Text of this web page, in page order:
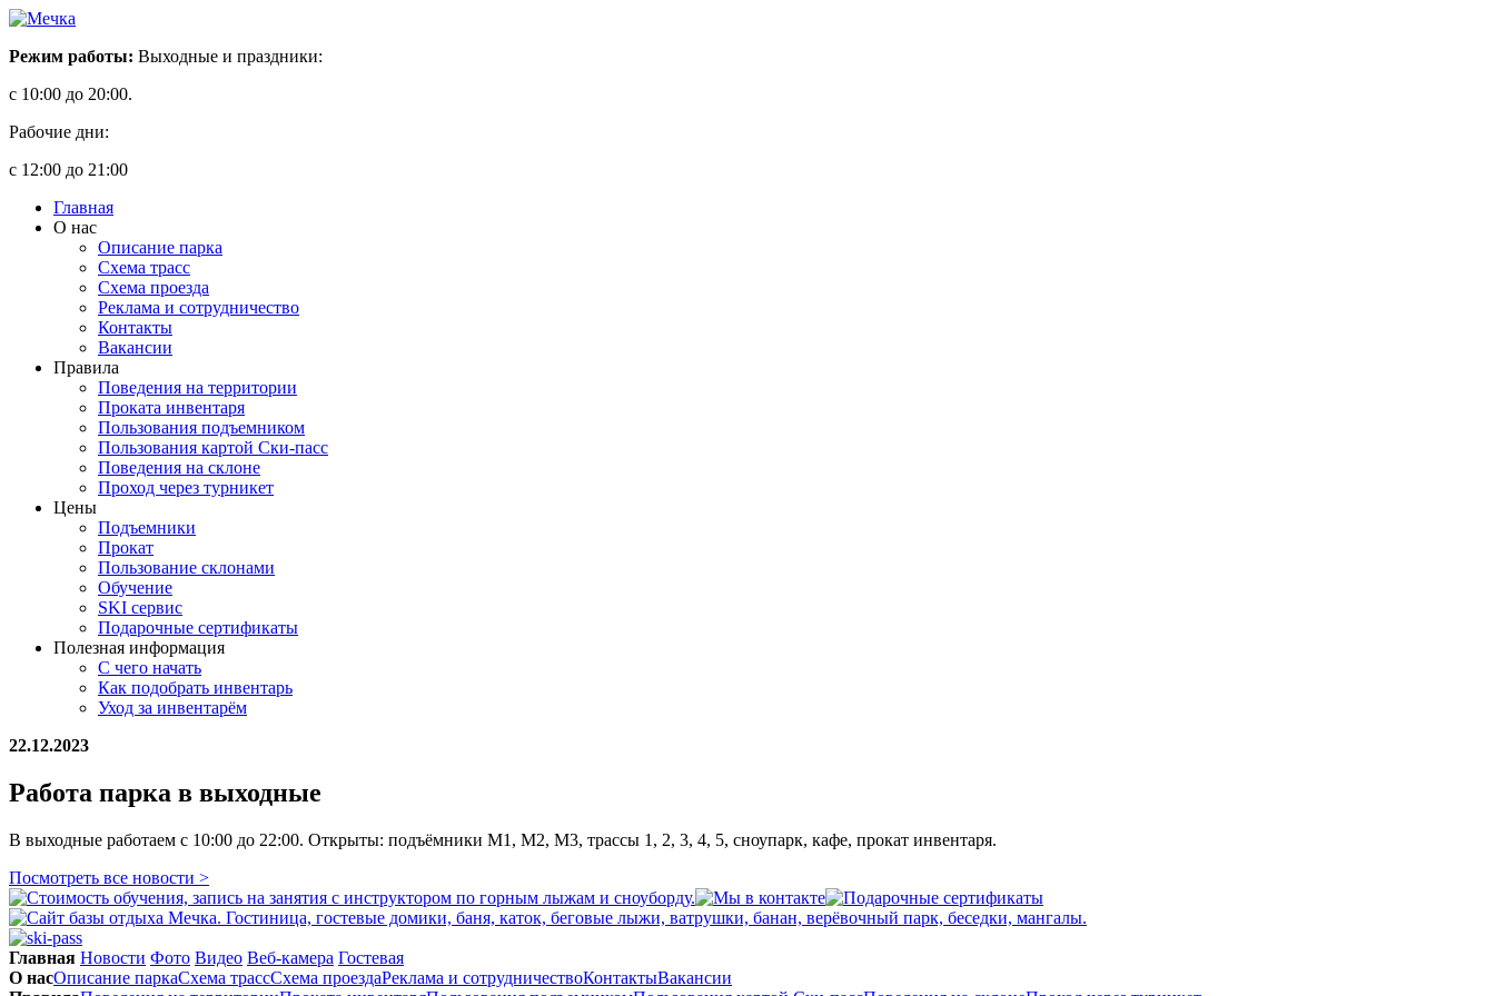
Режим работы: Выходные и праздники:
с 10:00 до 20:00.
Рабочие дни:
с 12:00 до 21:00
Главная
О нас
Описание парка
Схема трасс
Схема проезда
Реклама и сотрудничество
Контакты
Вакансии
Правила
Поведения на территории
Проката инвентаря
Пользования подъемником
Пользования картой Ски-пасс
Поведения на склоне
Проход через турникет
Цены
Подъемники
Прокат
Пользование склонами
Обучение
SKI сервис
Подарочные сертификаты
Полезная информация
С чего начать
Как подобрать инвентарь
Уход за инвентарём
22.12.2023
Работа парка в выходные
В выходные работаем с 10:00 до 22:00. Открыты: подъёмники М1, М2, М3, трассы 1, 2, 3, 4, 5, сноупарк, кафе, прокат инвентаря.
Посмотреть все новости >
Главная Новости Фото Видео Веб-камера Гостевая
О насОписание паркаСхема трассСхема проездаРеклама и сотрудничествоКонтактыВакансии